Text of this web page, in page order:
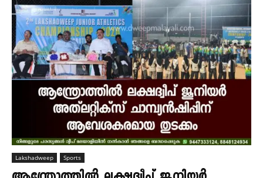
Lakshadweep Sports